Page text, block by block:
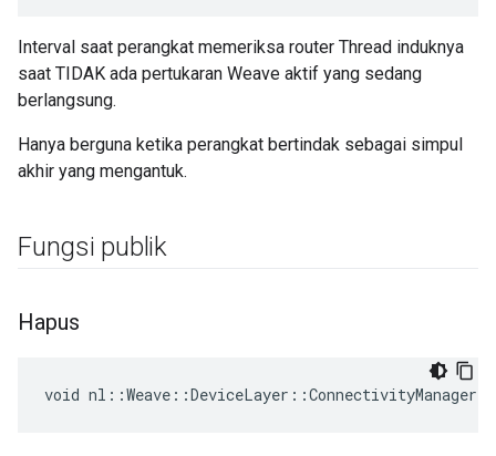
Interval saat perangkat memeriksa router Thread induknya
saat TIDAK ada pertukaran Weave aktif yang sedang
berlangsung.
Hanya berguna ketika perangkat bertindak sebagai simpul
akhir yang mengantuk.
Fungsi publik
Hapus
void